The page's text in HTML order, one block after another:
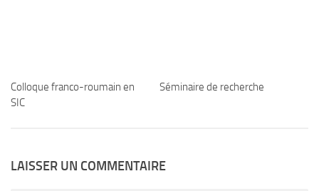
Colloque franco-roumain en
SIC
Séminaire de recherche
LAISSER UN COMMENTAIRE